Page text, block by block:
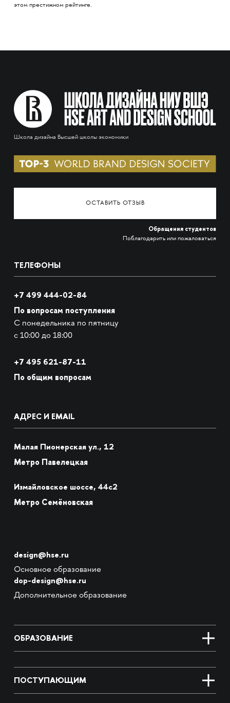
этом престижном рейтинге.
Школа дизайна Высшей школы экономики
ОСТАВИТЬ ОТЗЫВ
Обращения студентов
Поблагодарить или пожаловаться
ТЕЛЕФОНЫ
+7 499 444-02-84
По вопросам поступления
С понедельника по пятницу
с 10:00 до 18:00
+7 495 621-87-11
По общим вопросам
АДРЕС И EMAIL
Малая Пионерская ул., 12
Метро Павелецкая
Измайловское шоссе, 44с2
Метро Семёновская
design@hse.ru
Основное образование
dop-design@hse.ru
Дополнительное образование
ОБРАЗОВАНИЕ
ПОСТУПАЮЩИМ